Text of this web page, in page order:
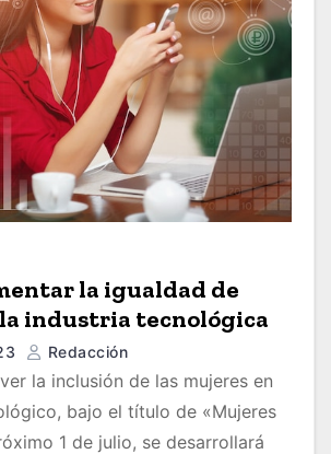
la igualdad de
industria tecnológica
Redacción
la inclusión de las mujeres en
bajo el título de «Mujeres
1 de julio, se desarrollará